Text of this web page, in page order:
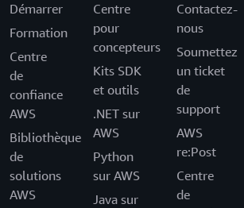
Démarrer
Formation
Centre
de
confiance
AWS
Bibliothèque
de
solutions
AWS
Centre
pour
concepteurs
Kits SDK
et outils
.NET sur
AWS
Python
sur AWS
Java sur
Contactez-
nous
Soumettez
un ticket
de
support
AWS
re:Post
Centre
de